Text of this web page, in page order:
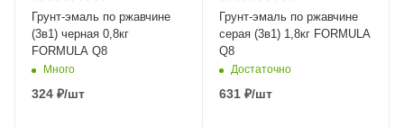
Грунт-эмаль по ржавчине
(3в1) черная 0,8кг
FORMULA Q8
Много
324 ₽/шт
Грунт-эмаль по ржавчине
серая (3в1) 1,8кг FORMULA
Q8
Достаточно
631₽/шт